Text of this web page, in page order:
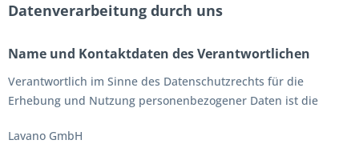
Datenverarbeitung durch uns
Name und Kontaktdaten des Verantwortlichen
Verantwortlich im Sinne des Datenschutzrechts für die
Erhebung und Nutzung personenbezogener Daten ist die
Lavano GmbH